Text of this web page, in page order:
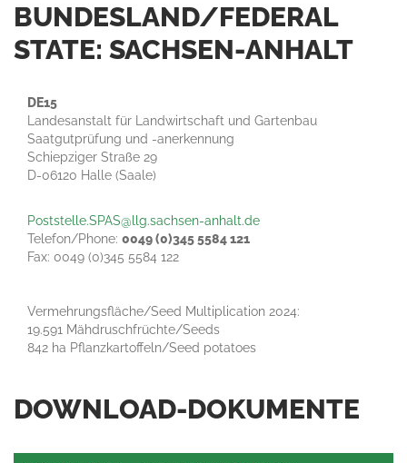
BUNDESLAND/FEDERAL
STATE: SACHSEN-ANHALT
DE15
Landesanstalt für Landwirtschaft und Gartenbau
Saatgutprüfung und -anerkennung
Schiepziger Straße 29
D-06120 Halle (Saale)
Poststelle.SPAS@llg.sachsen-anhalt.de
Telefon/Phone: 0049 (0)345 5584 121
Fax: 0049 (0)345 5584 122
Vermehrungsfläche/Seed Multiplication 2024:
19.591 Mähdruschfrüchte/Seeds
842 ha Pflanzkartoffeln/Seed potatoes
DOWNLOAD-DOKUMENTE